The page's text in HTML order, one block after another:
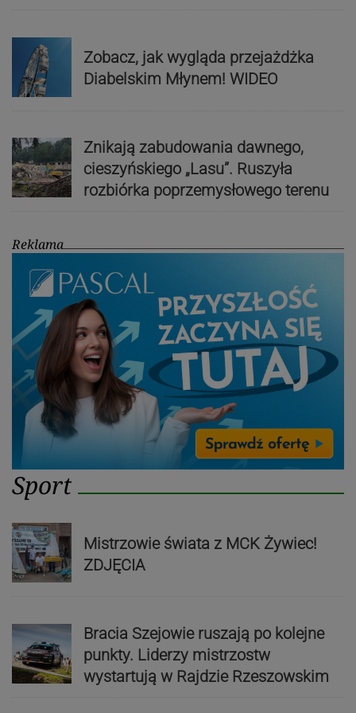
Zobacz, jak wygląda przejażdżka
Diabelskim Młynem! WIDEO
Znikają zabudowania dawnego,
cieszyńskiego „Lasu”. Ruszyła
rozbiórka poprzemysłowego terenu
Reklama
Sport
Mistrzowie świata z MCK Żywiec!
ZDJĘCIA
Bracia Szejowie ruszają po kolejne
punkty. Liderzy mistrzostw
wystartują w Rajdzie Rzeszowskim